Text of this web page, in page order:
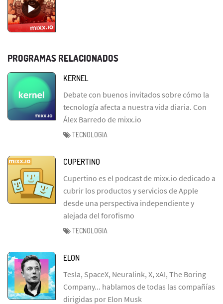
PROGRAMAS RELACIONADOS
KERNEL
Debate con buenos invitados sobre cómo la
tecnología afecta a nuestra vida diaria. Con
Álex Barredo de mixx.io
TECNOLOGIA
CUPERTINO
Cupertino es el podcast de mixx.io dedicado a
cubrir los productos y servicios de Apple
desde una perspectiva independiente y
alejada del forofismo
TECNOLOGIA
ELON
Tesla, SpaceX, Neuralink, X, xAI, The Boring
Company... hablamos de todas las compañías
dirigidas por Elon Musk